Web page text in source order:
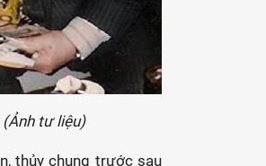
tư liệu)
thủy chung trước sau